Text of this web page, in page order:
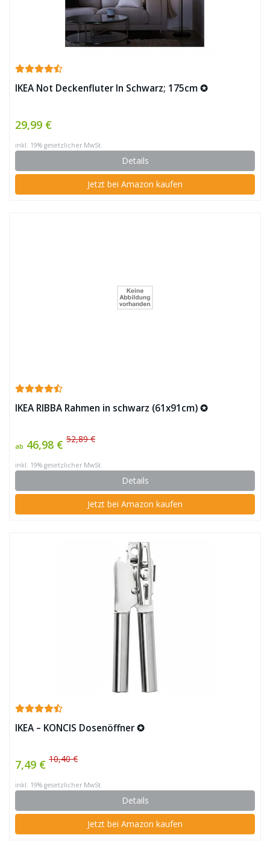
IKEA Not Deckenfluter In Schwarz; 175cm ✪
29,99 €
inkl. 19% gesetzlicher MwSt.
Details
Jetzt bei Amazon kaufen
IKEA RIBBA Rahmen in schwarz (61x91cm) ✪
ab 46,98 € 52,89 €
inkl. 19% gesetzlicher MwSt.
Details
Jetzt bei Amazon kaufen
IKEA – KONCIS Dosenöffner ✪
7,49 € 10,40 €
inkl. 19% gesetzlicher MwSt.
Details
Jetzt bei Amazon kaufen